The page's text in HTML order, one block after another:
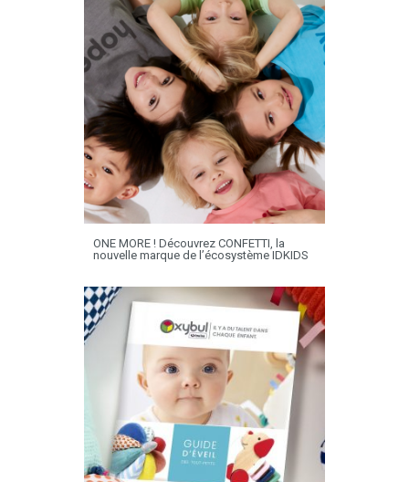
ONE MORE ! Découvrez CONFETTI, la
nouvelle marque de l’écosystème IDKIDS